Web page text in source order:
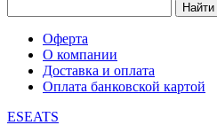
Найти
Оферта
О компании
Доставка и оплата
Оплата банковской картой
ESEATS